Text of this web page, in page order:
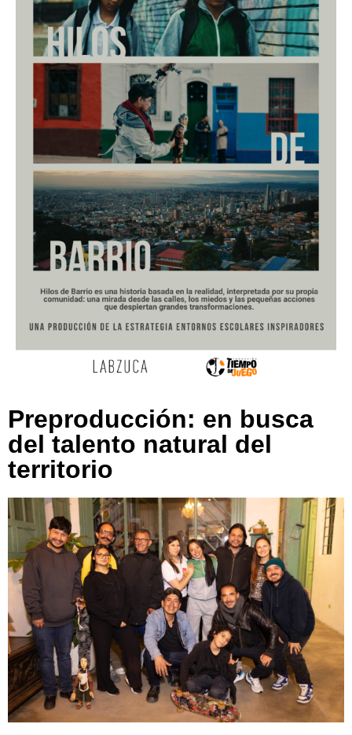
Preproducción: en busca
del talento natural del
territorio